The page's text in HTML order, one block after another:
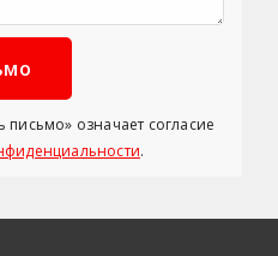
означает согласие
.